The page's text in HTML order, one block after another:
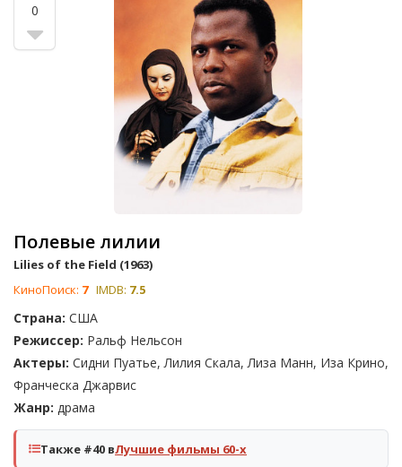
0
Полевые лилии
Lilies of the Field (1963)
КиноПоиск: 7 IMDB: 7.5
Страна: США
Режиссер: Ральф Нельсон
Актеры: Сидни Пуатье, Лилия Скала, Лиза Манн, Иза Крино,
Франческа Джарвис
Жанр: драма
Также #40 вЛучшие фильмы 60-х